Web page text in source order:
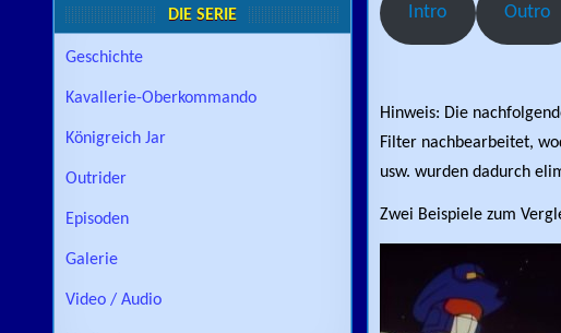
Intro Outro
Hinweis: Die
Filter nachbearbeitet,
usw. wurden dadurch
Zwei Beispiele zum
DIE SERIE
Geschichte
Kavallerie-Oberkommando
Königreich Jar
Outrider
Episoden
Galerie
Video / Audio